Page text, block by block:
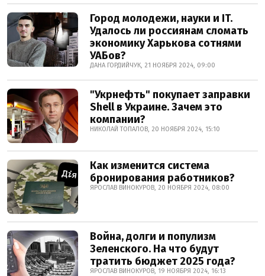
Город молодежи, науки и IT.
Удалось ли россиянам сломать
экономику Харькова сотнями
УАБов?
ДАНА ГОРДИЙЧУК, 21 НОЯБРЯ 2024, 09:00
"Укрнефть" покупает заправки
Shell в Украине. Зачем это
компании?
НИКОЛАЙ ТОПАЛОВ, 20 НОЯБРЯ 2024, 15:10
Как изменится система
бронирования работников?
ЯРОСЛАВ ВИНОКУРОВ, 20 НОЯБРЯ 2024, 08:00
Война, долги и популизм
Зеленского. На что будут
тратить бюджет 2025 года?
ЯРОСЛАВ ВИНОКУРОВ, 19 НОЯБРЯ 2024, 16:13